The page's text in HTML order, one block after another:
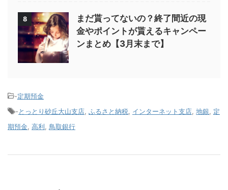
8
まだ貰ってないの？終了間近の現
金やポイントが貰えるキャンペー
ンまとめ【3月末まで】
-定期預金
-とっとり砂丘大山支店, ふるさと納税, インターネット支店, 地銀, 定
期預金, 高利, 鳥取銀行